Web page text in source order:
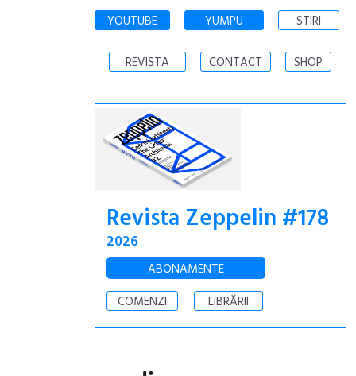
YOUTUBE YUMPU STIRI
REVISTA CONTACT SHOP
Revista Zeppelin #178
2026
ABONAMENTE
COMENZI
LIBRĂRII